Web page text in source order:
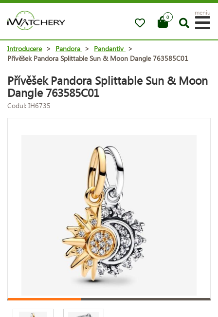
0
meniu
Introducere > Pandora > Pandantiv >
Přívěšek Pandora Splittable Sun & Moon Dangle 763585C01
Přívěšek Pandora Splittable Sun & Moon
Dangle 763585C01
Codul: IH6735